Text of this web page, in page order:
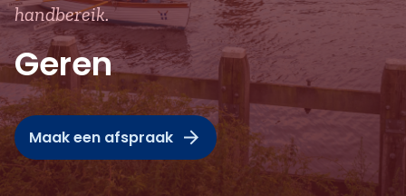
handbereik.
Geren
Maak een afspraak